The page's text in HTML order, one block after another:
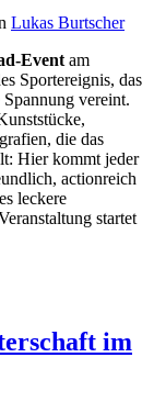
Lukas Burtscher
Event am
Sportereignis, das
vereint.
die das
Hier kommt jeder
actionreich
leckere
startet
im